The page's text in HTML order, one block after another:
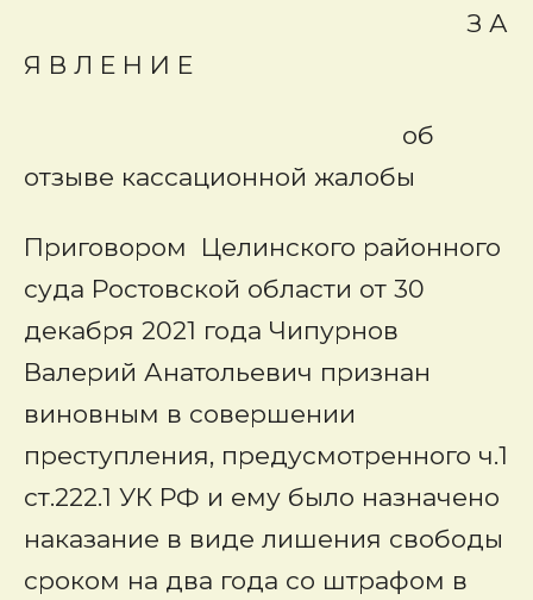
З А
Я В Л Е Н И Е
об
отзыве кассационной жалобы
Приговором Целинского районного
суда Ростовской области от 30
декабря 2021 года Чипурнов
Валерий Анатольевич признан
виновным в совершении
преступления, предусмотренного ч.1
ст.222.1 УК РФ и ему было назначено
наказание в виде лишения свободы
сроком на два года со штрафом в